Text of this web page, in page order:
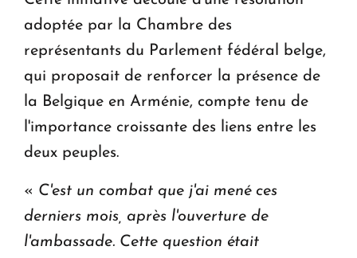
adoptée par la Chambre des
représentants du Parlement fédéral belge,
qui proposait de renforcer la présence de
la Belgique en Arménie, compte tenu de
l'importance croissante des liens entre les
deux peuples.
« C'est un combat que j'ai mené ces
derniers mois, après l'ouverture de
l'ambassade. Cette question était